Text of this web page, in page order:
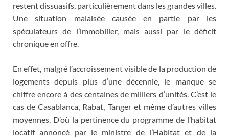
restent dissuasifs, particulièrement dans les grandes villes.
Une situation malaisée causée en partie par les
spéculateurs de l’immobilier, mais aussi par le déficit
chronique en offre.
En effet, malgré l’accroissement visible de la production de
logements depuis plus d’une décennie, le manque se
chiffre encore à des centaines de milliers d’unités. C’est le
cas de Casablanca, Rabat, Tanger et même d’autres villes
moyennes. D’où la pertinence du programme de l’habitat
locatif annoncé par le ministre de l’Habitat et de la